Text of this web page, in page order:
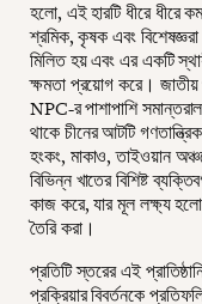
হলো, এই হারটি ধীরে ধীরে
শ্রমিক, কৃষক এবং
মিলিত হয় এবং এর একটি
ক্ষমতা প্রয়োগ করে। জাতীয়
NPC-র পাশাপাশি
থাকে চীনের আটটি
হংকং, মাকাও, তাইওয়ান
বিভিন্ন খাতের বিশিষ্ট
কাজ করে, যার মূল লক্ষ্য
তৈরি করা।
প্রতিটি স্তরের এই
প্রক্রিয়ার বিবর্তনকে